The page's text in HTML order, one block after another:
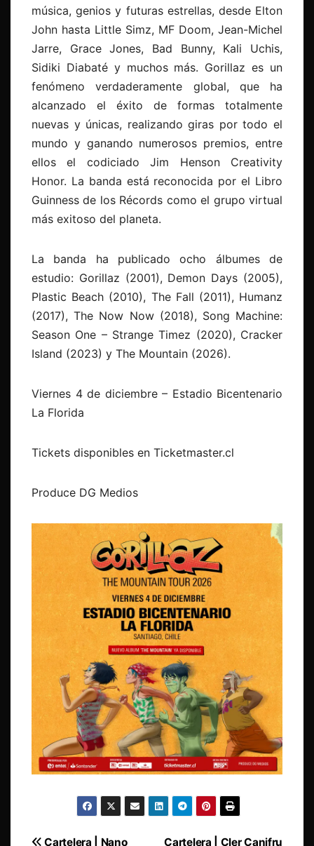
música, genios y futuras estrellas, desde Elton
John hasta Little Simz, MF Doom, Jean-Michel
Jarre, Grace Jones, Bad Bunny, Kali Uchis,
Sidiki Diabaté y muchos más. Gorillaz es un
fenómeno verdaderamente global, que ha
alcanzado el éxito de formas totalmente
nuevas y únicas, realizando giras por todo el
mundo y ganando numerosos premios, entre
ellos el codiciado Jim Henson Creativity
Honor. La banda está reconocida por el Libro
Guinness de los Récords como el grupo virtual
más exitoso del planeta.
La banda ha publicado ocho álbumes de
estudio: Gorillaz (2001), Demon Days (2005),
Plastic Beach (2010), The Fall (2011), Humanz
(2017), The Now Now (2018), Song Machine:
Season One – Strange Timez (2020), Cracker
Island (2023) y The Mountain (2026).
Viernes 4 de diciembre – Estadio Bicentenario
La Florida
Tickets disponibles en Ticketmaster.cl
Produce DG Medios
Cartelera | Cler Canifru
Cartelera | Nano